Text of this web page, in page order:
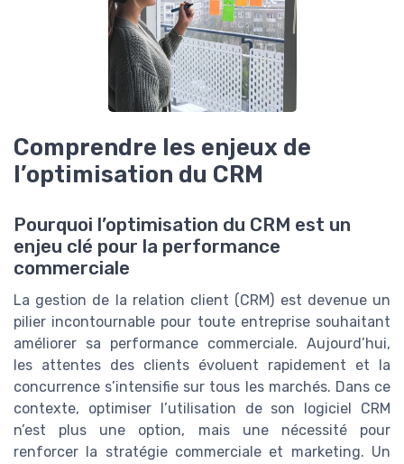
Comprendre les enjeux de
l’optimisation du CRM
Pourquoi l’optimisation du CRM est un
enjeu clé pour la performance
commerciale
La gestion de la relation client (CRM) est devenue un
pilier incontournable pour toute entreprise souhaitant
améliorer sa performance commerciale. Aujourd’hui,
les attentes des clients évoluent rapidement et la
concurrence s’intensifie sur tous les marchés. Dans ce
contexte, optimiser l’utilisation de son logiciel CRM
n’est plus une option, mais une nécessité pour
renforcer la stratégie commerciale et marketing. Un